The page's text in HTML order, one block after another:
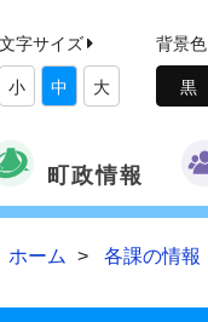
文字サイズ
小 中 大
背景色
町政情報
ホーム 各課の情報